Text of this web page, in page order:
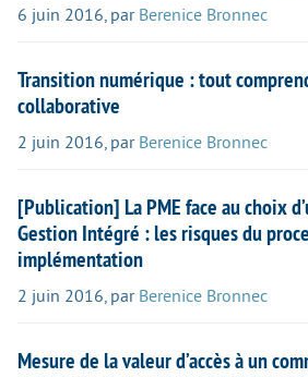
6 juin 2016, par Berenice Bronnec
Transition numérique : tout
collaborative
2 juin 2016, par Berenice Bronnec
[Publication] La PME face au choix
Gestion Intégré : les risques du
implémentation
2 juin 2016, par Berenice Bronnec
Mesure de la valeur d’accès à un